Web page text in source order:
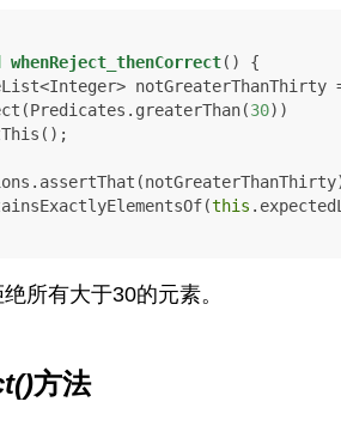
whenReject_thenCorrect()
{
30))
this
所有大于30的元素。
方法